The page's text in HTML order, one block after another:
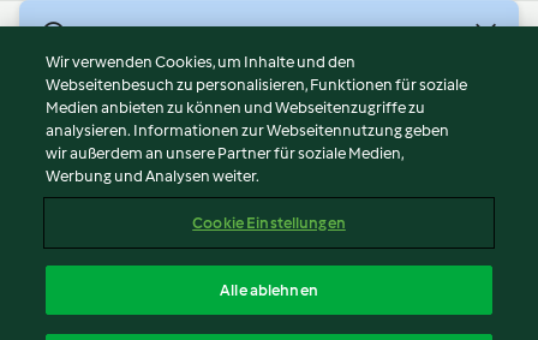
Nutzungsbedingungen
Datenschutzrichtlinien
Disclaimer
Impressum
Inhalt melden
Erklärung zur Barrierefreiheit
Wir verwenden Cookies, um Inhalte und den
Webseitenbesuch zu personalisieren, Funktionen für soziale
Medien anbieten zu können und Webseitenzugriffe zu
analysieren. Informationen zur Webseitennutzung geben
wir außerdem an unsere Partner für soziale Medien,
Werbung und Analysen weiter.
Cookie Einstellungen
Alle ablehnen